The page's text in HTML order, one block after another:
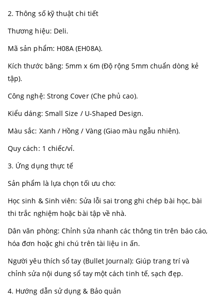
2. Thông số kỹ thuật chi tiết
Thương hiệu: Deli.
Mã sản phẩm: H08A (EH08A).
Kích thước băng: 5mm x 6m (Độ rộng 5mm chuẩn dòng kẻ
tập).
Công nghệ: Strong Cover (Che phủ cao).
Kiểu dáng: Small Size / U-Shaped Design.
Màu sắc: Xanh / Hồng / Vàng (Giao màu ngẫu nhiên).
Quy cách: 1 chiếc/vỉ.
3. Ứng dụng thực tế
Sản phẩm là lựa chọn tối ưu cho:
Học sinh & Sinh viên: Sửa lỗi sai trong ghi chép bài học, bài
thi trắc nghiệm hoặc bài tập về nhà.
Dân văn phòng: Chỉnh sửa nhanh các thông tin trên báo cáo,
hóa đơn hoặc ghi chú trên tài liệu in ấn.
Người yêu thích sổ tay (Bullet Journal): Giúp trang trí và
chỉnh sửa nội dung sổ tay một cách tinh tế, sạch đẹp.
4. Hướng dẫn sử dụng & Bảo quản